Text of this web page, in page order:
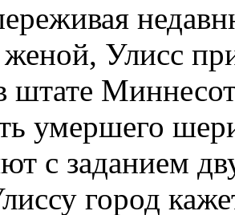
Улисс
штате
умершего
с заданием
город